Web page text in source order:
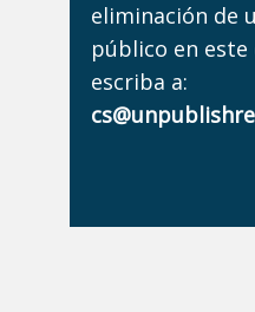
eliminación de
público en
escriba a: